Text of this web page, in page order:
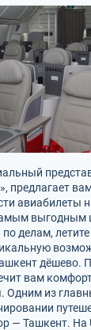
предлагает
авиабилеты
выгодным
по делам,
дёшево.
вам
Одним из
— Ташкент.